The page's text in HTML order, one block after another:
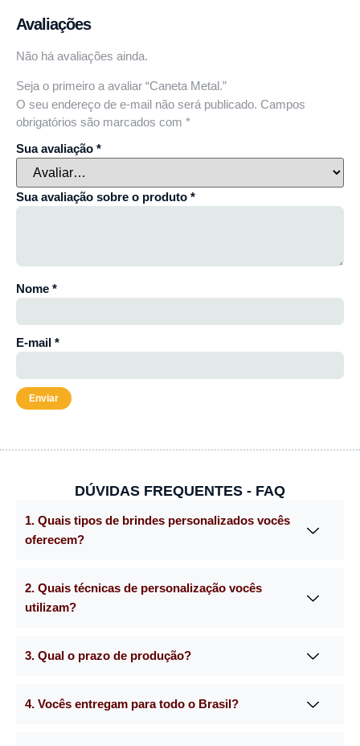
Avaliações
Não há avaliações ainda.
Seja o primeiro a avaliar “Caneta Metal.”
O seu endereço de e-mail não será publicado. Campos
obrigatórios são marcados com *
Sua avaliação *
Sua avaliação sobre o produto *
Nome *
E-mail *
DÚVIDAS FREQUENTES - FAQ
1. Quais tipos de brindes personalizados vocês
oferecem?
2. Quais técnicas de personalização vocês
utilizam?
3. Qual o prazo de produção?
4. Vocês entregam para todo o Brasil?